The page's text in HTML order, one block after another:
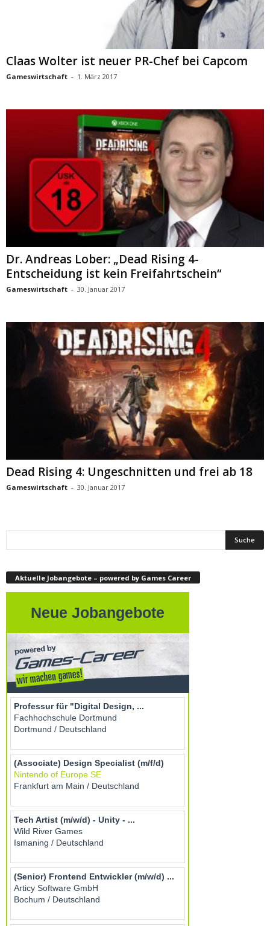
Claas Wolter ist neuer PR-Chef bei Capcom
Gameswirtschaft - 1. März 2017
Dr. Andreas Lober: „Dead Rising 4-
Entscheidung ist kein Freifahrtschein“
Gameswirtschaft - 30. Januar 2017
Dead Rising 4: Ungeschnitten und frei ab 18
Gameswirtschaft - 30. Januar 2017
Aktuelle Jobangebote – powered by Games Career